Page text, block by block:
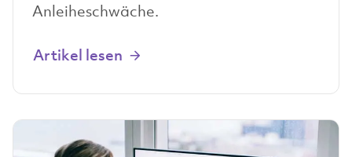
Anleiheschwäche.
Artikel lesen